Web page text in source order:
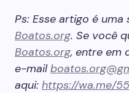
Ps: Esse artigo é
Boatos.org. Se você
Boatos.org, entre em
e-mail
aqui: https://wa.me/